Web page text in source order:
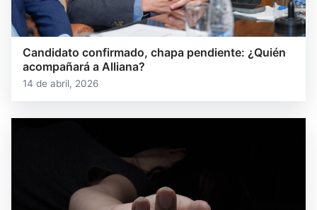
Candidato confirmado, chapa pendiente: ¿Quién
acompañará a Alliana?
14 de abril, 2026